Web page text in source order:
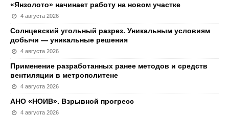
«Янзолото» начинает работу на новом участке
4 августа 2026
Солнцевский угольный разрез. Уникальным условиям
добычи — уникальные решения
4 августа 2026
Применение разработанных ранее методов и средств
вентиляции в метрополитене
4 августа 2026
АНО «НОИВ». Взрывной прогресс
4 августа 2026